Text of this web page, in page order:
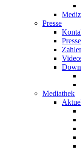
Presse
Mediathek